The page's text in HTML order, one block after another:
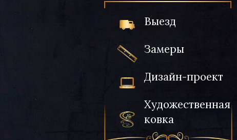
Выезд
Замеры
Дизайн-проект
Художественная
ковка